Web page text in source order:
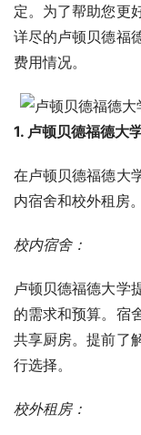
定。为了帮助您更
详尽的卢顿贝德福
费用情况。
1. 卢顿贝德福德大
在卢顿贝德福德大
内宿舍和校外租房
校内宿舍：
卢顿贝德福德大学
的需求和预算。宿
共享厨房。提前了
行选择。
校外租房：